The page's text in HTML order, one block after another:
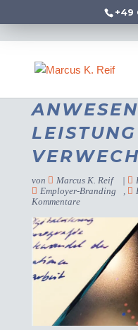
+49
LEISTUNG
von Marcus K. Reif |
Employer-Branding
,
Kommentare